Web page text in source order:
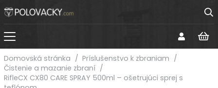
Domovská stránka / Príslušenstvo k zbraniam /
Čistenie a mazanie zbraní /
RifleCX CX80 CARE SPRAY 500ml – ošetrujúci sprej s